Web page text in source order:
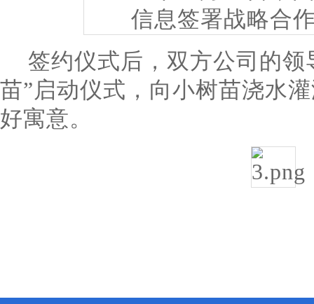
签约仪式后，双方公司的
苗”启动仪式，向小树苗浇水
好寓意。